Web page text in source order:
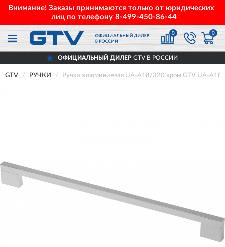
Внимание! Заказы принимаются только от юридических
лиц по телефону 8-499-450-86-44
0 0
ОФИЦИАЛЬНЫЙ ДИЛЕР GTV В РОССИИ
GTV РУЧКИ Ручка алюминиевая UA-A18/320 хром GTV UA-